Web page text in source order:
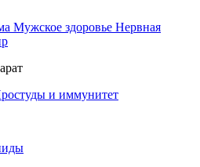
Мужское здоровье Нервная
и иммунитет